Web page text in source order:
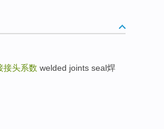
接头系数 welded joints seal焊